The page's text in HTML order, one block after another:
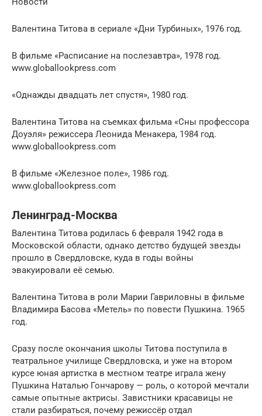
Валентина Титова в сериале «Дни Турбиных», 1976 год.
В фильме «Расписание на послезавтра», 1978 год.
www.globallookpress.com
«Однажды двадцать лет спустя», 1980 год.
Валентина Титова на съемках фильма «Сны профессора
Доуэля» режиссера Леонида Менакера, 1984 год.
www.globallookpress.com
В фильме «Железное поле», 1986 год.
www.globallookpress.com
Ленинград-Москва
Валентина Титова родилась 6 февраля 1942 года в
Московской области, однако детство будущей звезды
прошло в Свердловске, куда в годы войны
эвакуировали её семью.
Валентина Титова в роли Марии Гавриловны в фильме
Владимира Басова «Метель» по повести Пушкина. 1965
год.
Сразу после окончания школы Титова поступила в
театральное училище Свердловска, и уже на втором
курсе юная артистка в местном театре играла жену
Пушкина Наталью Гончарову — роль, о которой мечтали
самые опытные актрисы. Завистники красавицы не
стали разбираться, почему режиссёр отдал